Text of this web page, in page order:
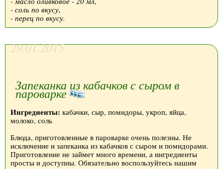
- соль по вкусу,
- перец по вкусу.
29.01.2015
Запеканка из кабачков с сыром в
пароварке
Ингредиенты: кабачки, сыр, помидоры, укроп, яйца,
молоко, соль
Блюда, приготовленные в пароварке очень полезны. Не
исключение и запеканка из кабачков с сыром и помидорами.
Приготовление не займет много времени, а ингредиенты
просты и доступны. Обязательно воспользуйтесь нашим